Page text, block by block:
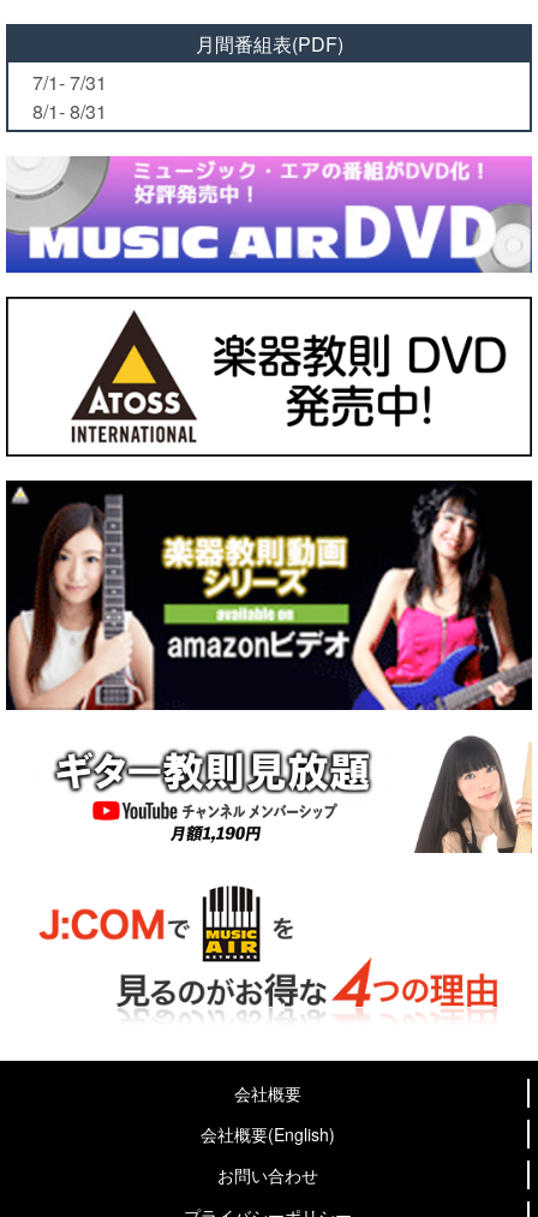
月間番組表(PDF)
7/1- 7/31
8/1- 8/31
会社概要
会社概要(English)
お問い合わせ